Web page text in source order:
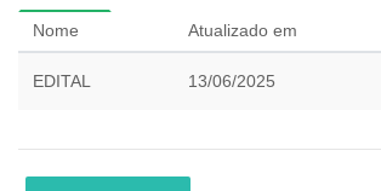
Nome Atualizado em
EDITAL 13/06/2025